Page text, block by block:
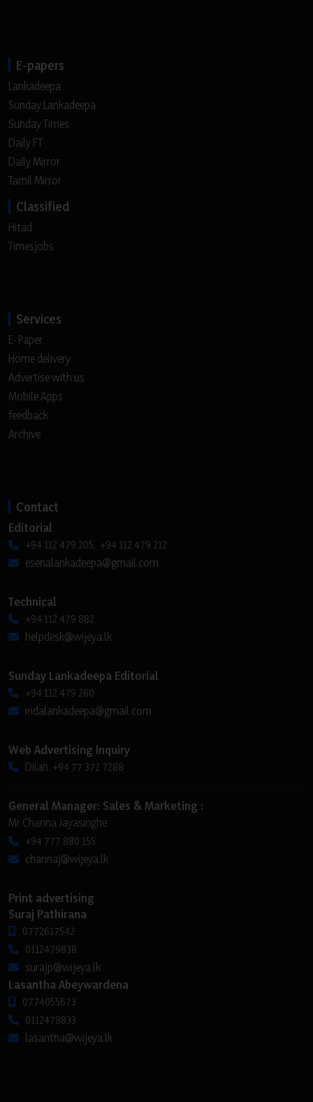
E-papers
Lankadeepa
Sunday Lankadeepa
Sunday Times
Daily FT
Daily Mirror
Tamil Mirror
Classified
Hitad
Timesjobs
Services
E-Paper
Home delivery
Advertise with us
Mobile Apps
feedback
Archive
Contact
Editorial
+94 112 479 205, +94 112 479 212
esenalankadeepa@gmail.com
Technical
+94 112 479 882
helpdesk@wijeya.lk
Sunday Lankadeepa Editorial
+94 112 479 260
iridalankadeepa@gmail.com
Web Advertising Inquiry
Dilan: +94 77 372 7288
General Manager: Sales & Marketing :
Mr Channa Jayasinghe
+94 777 880 155
channaj@wijeya.lk
Print advertising
Suraj Pathirana
0772617542
0112479838
surajp@wijeya.lk
Lasantha Abeywardena
0774055673
0112479833
lasantha@wijeya.lk